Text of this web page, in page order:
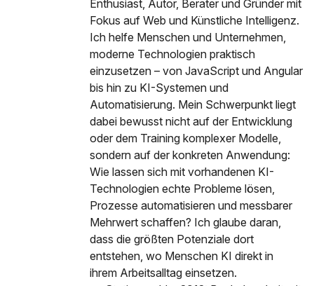
Enthusiast, Autor, Berater und Gründer mit
Fokus auf Web und Künstliche Intelligenz.
Ich helfe Menschen und Unternehmen,
moderne Technologien praktisch
einzusetzen – von JavaScript und Angular
bis hin zu KI-Systemen und
Automatisierung. Mein Schwerpunkt liegt
dabei bewusst nicht auf der Entwicklung
oder dem Training komplexer Modelle,
sondern auf der konkreten Anwendung:
Wie lassen sich mit vorhandenen KI-
Technologien echte Probleme lösen,
Prozesse automatisieren und messbarer
Mehrwert schaffen? Ich glaube daran,
dass die größten Potenziale dort
entstehen, wo Menschen KI direkt in
ihrem Arbeitsalltag einsetzen.